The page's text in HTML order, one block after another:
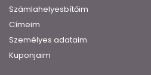
Számlahelyesbítőim
Címeim
Személyes adataim
Kuponjaim